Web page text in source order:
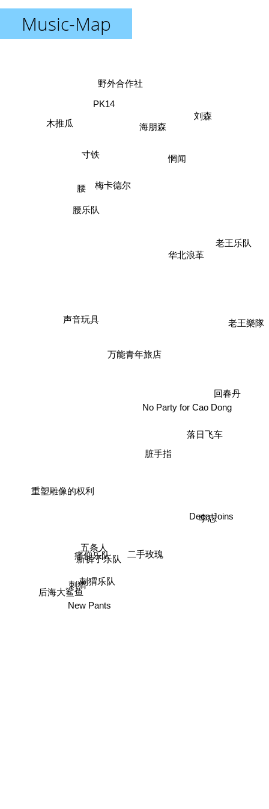
Music-Map
万能青年旅店
No Party for Cao Dong
华北浪革
寸铁
腰乐队
声音玩具
腰
痛仰乐队
梅卡德尔
惘闻
五条人
新裤子乐队
二手玫瑰
刺猬乐队
野外合作社
重塑雕像的权利
New Pants
脏手指
Deca Joins
李志
老王乐队
回春丹
PK14
后海大鲨鱼
木推瓜
老王樂隊
刺猬
海朋森
刘森